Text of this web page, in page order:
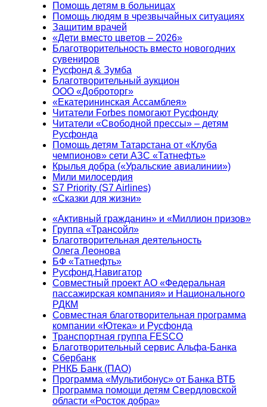
Помощь детям в больницах
Помощь людям в чрезвычайных ситуациях
Защитим врачей
«Дети вместо цветов – 2026»
Благотворительность вместо новогодних
сувениров
Русфонд & Зумба
Благотворительный аукцион
ООО «Доброторг»
«Екатерининская Ассамблея»
Читатели Forbes помогают Русфонду
Читатели «Свободной прессы» – детям
Русфонда
Помощь детям Татарстана от «Клуба
чемпионов» сети АЗС «Татнефть»
Крылья добра («Уральские авиалинии»)
Мили милосердия
S7 Priority (S7 Airlines)
«Сказки для жизни»
«Активный гражданин» и «Миллион призов»
Группа «Трансойл»
Благотворительная деятельность
Олега Леонова
БФ «Татнефть»
Русфонд.Навигатор
Совместный проект АО «Федеральная
пассажирская компания» и Национального
РДКМ
Совместная благотворительная программа
компании «Ютека» и Русфонда
Транспортная группа FESCO
Благотворительный сервис Альфа-Банка
Сбербанк
РНКБ Банк (ПАО)
Программа «Мультибонус» от Банка ВТБ
Программа помощи детям Свердловской
области «Росток добра»